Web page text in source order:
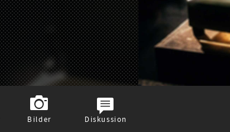
Bilder Diskussion